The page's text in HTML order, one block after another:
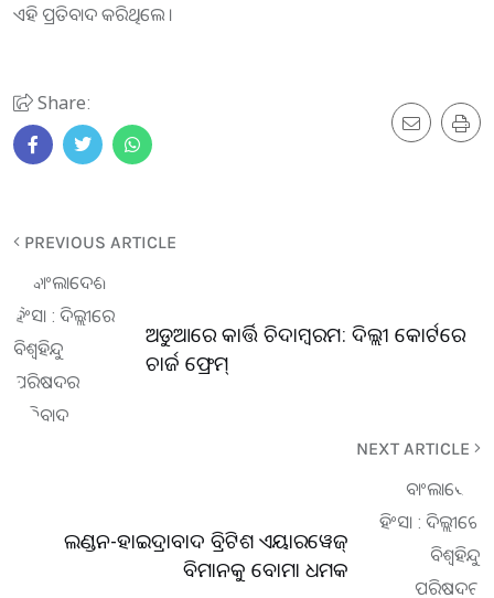
ଏହି ପ୍ରତିବାଦ କରିଥିଲେ ।
Share:
PREVIOUS ARTICLE
ଅଡୁଆରେ କାର୍ତ୍ତି ଚିଦାମ୍ବରମ: ଦିଲ୍ଲୀ କୋର୍ଟରେ
ଚାର୍ଜ ଫ୍ରେମ୍‌
NEXT ARTICLE
ଲଣ୍ଡନ-ହାଇଦ୍ରାବାଦ ବ୍ରିଟିଶ ଏୟାରୱେଜ୍
ବିମାନକୁ ବୋମା ଧମକ